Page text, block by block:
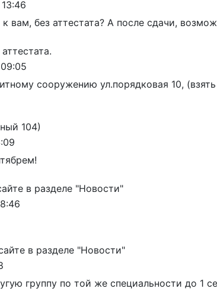
13:46
без аттестата? А после сдачи,
09:05
сооружению ул.порядковая 10, (взять
104)
в разделе "Новости"
в разделе "Новости"
группу по той же специальности до 1